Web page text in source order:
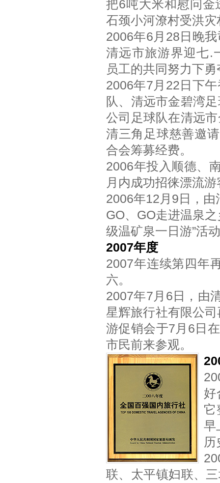
把6吨大米和慰问金
石颈小河潦村受洪灾
2006年6月28日晚
清远市旅游界迎七.
员工的共同努力下
2006年7月22日下
队、清远市金碧湾
公司足球队在清远
清三角足球慈善邀
合会筹募经费。
2006年投入顺德、
月内成功招徕漂流
2006年12月9日，由
GO、GO走进温泉
级温矿泉一日游”活
2007年度
2007年连续第四年
六。
2007年7月6日，由
星辉旅行社有限公
游促销会于7月6日
市民前来参观。
好
它
早
历
联、太平镇妇联、